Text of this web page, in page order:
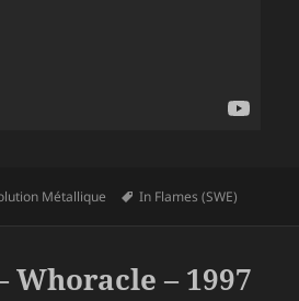
Métallique
Mots-
In Flames (SWE)
Whoracle – 1997